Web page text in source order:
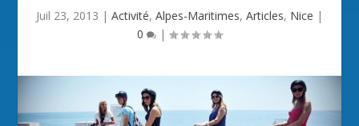
Juil 23, 2013 | Activité, Alpes-Maritimes, Articles, Nice |
0
|